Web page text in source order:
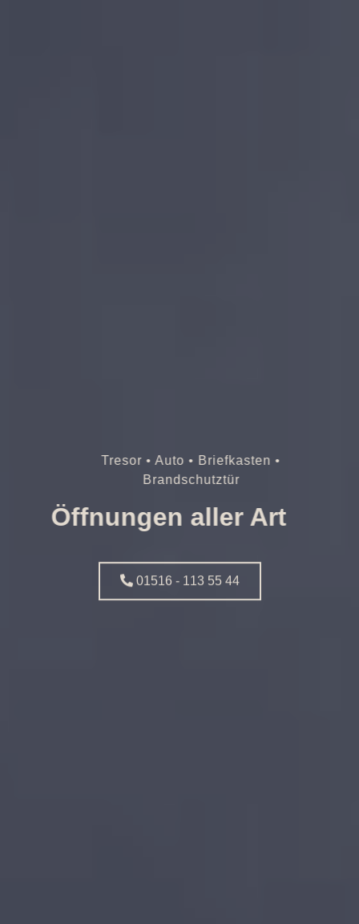
Tresor • Auto • Briefkasten •
Brandschutztür
Öffnungen aller Art
01516 - 113 55 44